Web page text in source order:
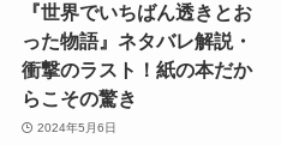
『世界でいちばん透きとお
った物語』ネタバレ解説・
衝撃のラスト！紙の本だか
らこその驚き
2024年5月6日